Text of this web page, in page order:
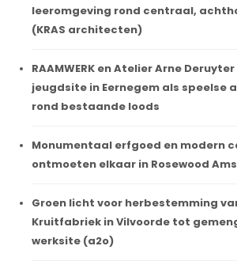
leeromgeving rond centraal,
(KRAS architecten)
RAAMWERK en Atelier Arne
jeugdsite in Eernegem als speelse
rond bestaande loods
Monumentaal erfgoed en modern
ontmoeten elkaar in Rosewood
Groen licht voor herbestemming
Kruitfabriek in Vilvoorde tot
werksite (a2o)